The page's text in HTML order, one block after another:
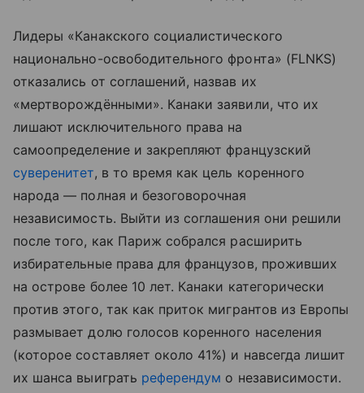
Лидеры «Канакского социалистического
национально-освободительного фронта» (FLNKS)
отказались от соглашений, назвав их
«мертворождёнными». Канаки заявили, что их
лишают исключительного права на
самоопределение и закрепляют французский
суверенитет, в то время как цель коренного
народа — полная и безоговорочная
независимость. Выйти из соглашения они решили
после того, как Париж собрался расширить
избирательные права для французов, проживших
на острове более 10 лет. Канаки категорически
против этого, так как приток мигрантов из Европы
размывает долю голосов коренного населения
(которое составляет около 41%) и навсегда лишит
их шанса выиграть референдум о независимости.